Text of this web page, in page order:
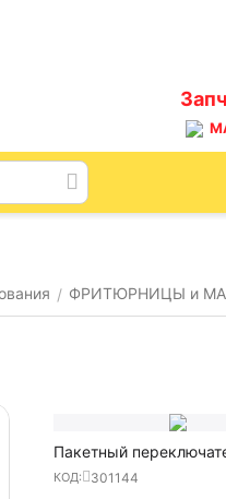
/ ФРИТЮРНИЦЫ и
Пакетный
42.04000.023 / 4
КОД: 301144